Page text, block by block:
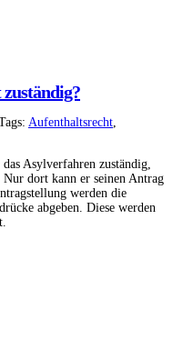
Aufenthaltsrecht,
Asylverfahren zuständig,
Nur dort kann er seinen Antrag
werden die
abgeben. Diese werden